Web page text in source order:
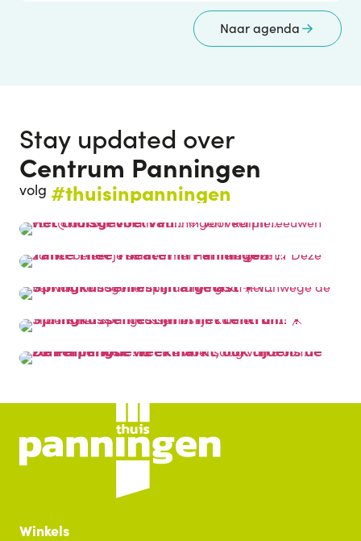
Naar agenda
Stay updated over
Centrum Panningen
volg #thuisinpanningen
Winkels